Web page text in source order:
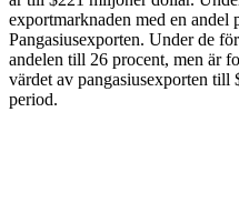
exportmarknaden med en andel
Pangasiusexporten. Under de
andelen till 26 procent, men är
värdet av pangasiusexporten till
period.